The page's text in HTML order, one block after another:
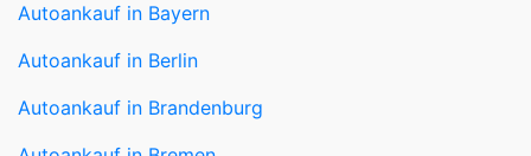
Autoankauf in Bayern
Autoankauf in Berlin
Autoankauf in Brandenburg